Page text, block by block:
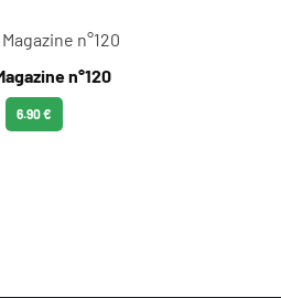
n°120
6.90 €